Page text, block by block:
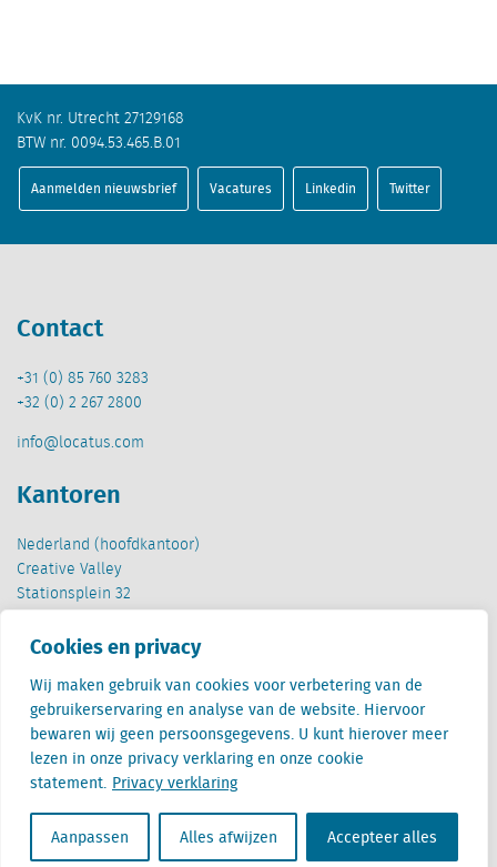
Cookies en privacy
Wij maken gebruik van cookies voor verbetering van de
gebruikerservaring en analyse van de website. Hiervoor
bewaren wij geen persoonsgegevens. U kunt hierover meer
lezen in onze privacy verklaring en onze cookie
statement. Privacy verklaring
Aanpassen Alles afwijzen Accepteer alles
KvK nr. Utrecht 27129168
BTW nr. 0094.53.465.B.01
Aanmelden nieuwsbrief Vacatures Linkedin Twitter
Contact
+31 (0) 85 760 3283
+32 (0) 2 267 2800
info@locatus.com
Kantoren
Nederland (hoofdkantoor)
Creative Valley
Stationsplein 32
Cantersteen 47
1000 Brussel